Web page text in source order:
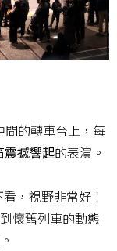
間的轉車台上，每
震撼響起的表演。
，視野非常好！
懷舊列車的動態